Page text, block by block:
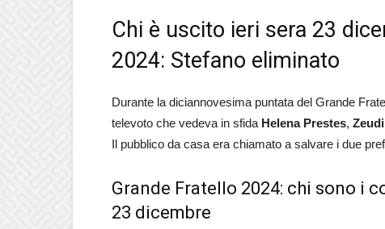
Chi è uscito ieri sera 23
2024: Stefano eliminato
Durante la diciannovesima puntata del Grande
televoto che vedeva in sfida Helena Prestes, Zeudi
Il pubblico da casa era chiamato a salvare i due
Grande Fratello 2024: chi sono i
23 dicembre